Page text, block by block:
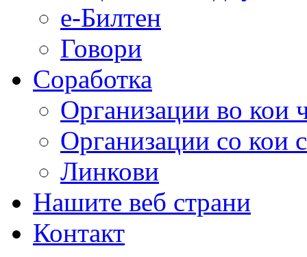
е-Билтен
Говори
Соработка
Организации во кои
Организации со кои
Линкови
Нашите веб страни
Контакт